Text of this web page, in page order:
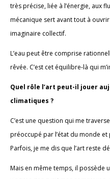
très précise, liée à l’énergie, aux
mécanique sert avant tout à
imaginaire collectif.
L’eau peut être comprise
rêvée. C’est cet équilibre-là qui
Quel rôle l’art peut-il jouer
climatiques ?
C’est une question qui me
préoccupé par l’état du monde
Parfois, je me dis que l’art reste
Mais en même temps, il possède